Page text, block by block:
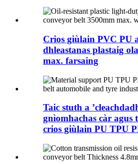
Crios giùlain PVC PU
dhleastanas plastaig
max. farsaing
Taic stuth a
gnìomhachas càr agus
crios giùlain PU TPU